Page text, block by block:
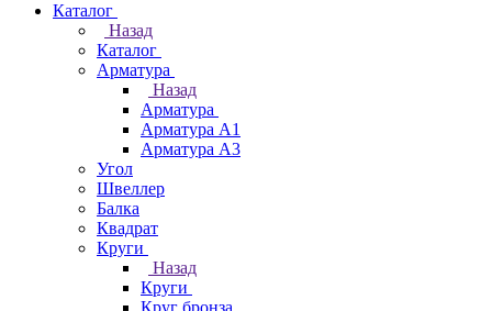
Каталог
Назад
Каталог
Арматура
Назад
Арматура
Арматура А1
Арматура А3
Угол
Швеллер
Балка
Квадрат
Круги
Назад
Круги
Круг бронза